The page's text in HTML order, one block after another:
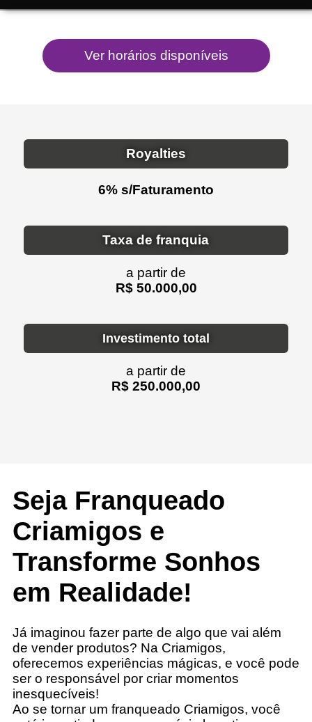
Royalties
6% s/Faturamento
Taxa de franquia
a partir de
R$ 50.000,00
Investimento total
a partir de
R$ 250.000,00
Seja Franqueado
Criamigos e
Transforme Sonhos
em Realidade!
Já imaginou fazer parte de algo que vai além
de vender produtos? Na Criamigos,
oferecemos experiências mágicas, e você pode
ser o responsável por criar momentos
inesquecíveis!
Ao se tornar um franqueado Criamigos, você